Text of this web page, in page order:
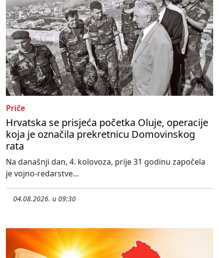
Priče
Hrvatska se prisjeća početka Oluje, operacije
koja je označila prekretnicu Domovinskog
rata
Na današnji dan, 4. kolovoza, prije 31 godinu započela
je vojno-redarstve...
04.08.2026. u 09:30